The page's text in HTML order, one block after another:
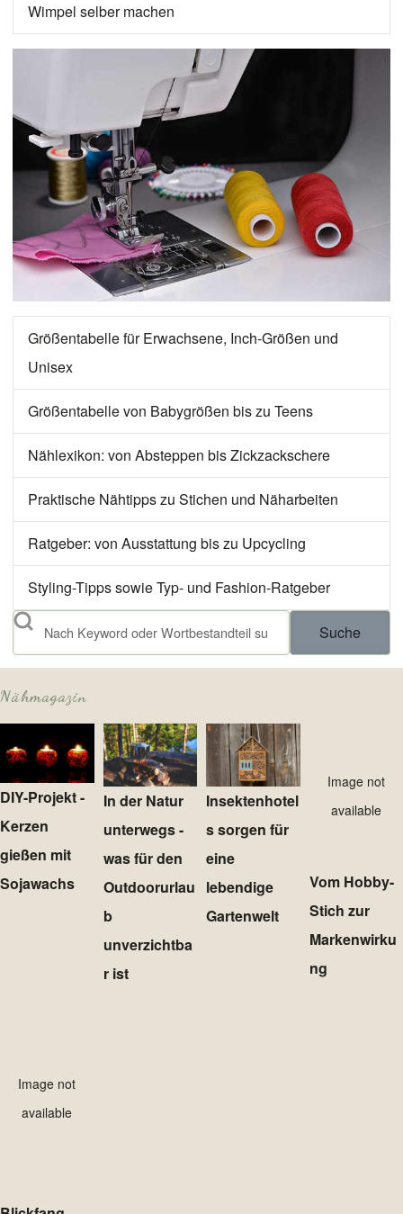
Wimpel selber machen
Größentabelle für Erwachsene, Inch-Größen und
Unisex
Größentabelle von Babygrößen bis zu Teens
Nählexikon: von Absteppen bis Zickzackschere
Praktische Nähtipps zu Stichen und Näharbeiten
Ratgeber: von Ausstattung bis zu Upcycling
Styling-Tipps sowie Typ- und Fashion-Ratgeber
Suche
Nähmagazin
DIY-Projekt -
Kerzen
gießen mit
Sojawachs
In der Natur
unterwegs -
was für den
Outdoorurlau
b
unverzichtba
r ist
Insektenhotel
s sorgen für
eine
lebendige
Gartenwelt
Image not
available
Vom Hobby-
Stich zur
Markenwirku
ng
Image not
available